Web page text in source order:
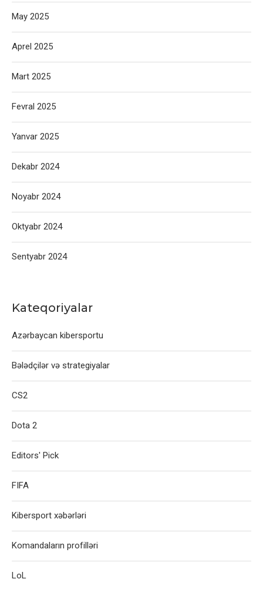
May 2025
Aprel 2025
Mart 2025
Fevral 2025
Yanvar 2025
Dekabr 2024
Noyabr 2024
Oktyabr 2024
Sentyabr 2024
Kateqoriyalar
Azərbaycan kibersportu
Bələdçilər və strategiyalar
CS2
Dota 2
Editors' Pick
FIFA
Kibersport xəbərləri
Komandaların profilləri
LoL